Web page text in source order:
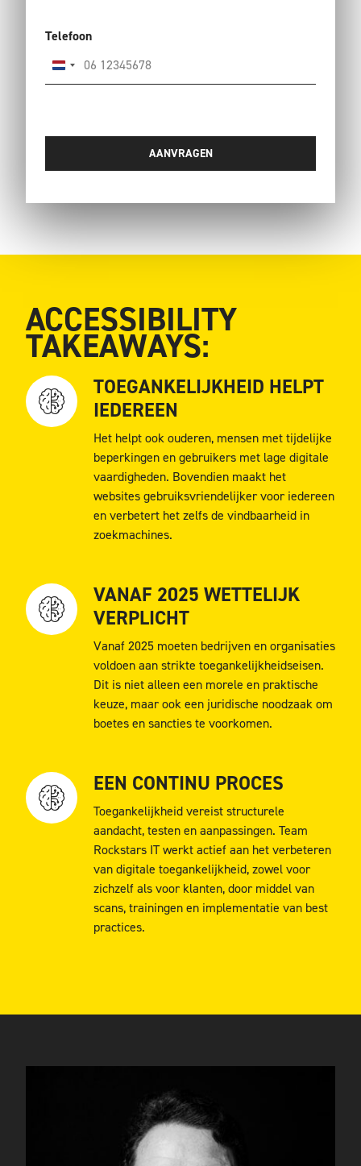
Telefoon
Nederland
+31
ACCESSIBILITY
TAKEAWAYS:
TOEGANKELIJKHEID HELPT
IEDEREEN
Het helpt ook ouderen, mensen met tijdelijke
beperkingen en gebruikers met lage digitale
vaardigheden. Bovendien maakt het
websites gebruiksvriendelijker voor iedereen
en verbetert het zelfs de vindbaarheid in
zoekmachines.
VANAF 2025 WETTELIJK
VERPLICHT
Vanaf 2025 moeten bedrijven en organisaties
voldoen aan strikte toegankelijkheidseisen.
Dit is niet alleen een morele en praktische
keuze, maar ook een juridische noodzaak om
boetes en sancties te voorkomen.
EEN CONTINU PROCES
Toegankelijkheid vereist structurele
aandacht, testen en aanpassingen. Team
Rockstars IT werkt actief aan het verbeteren
van digitale toegankelijkheid, zowel voor
zichzelf als voor klanten, door middel van
scans, trainingen en implementatie van best
practices.